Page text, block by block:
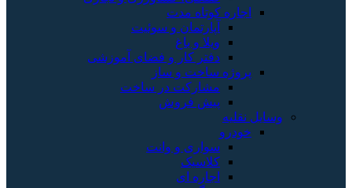
اجاره کوتاه مدت
آپارتمان و سوئیت
ویلا و باغ
دفتر کار و فضای آموزشی
پروژه ساخت و ساز
مشارکت در ساخت
پیش فروش
وسایل نقلیه
خودرو
سواری و وانت
کلاسیک
اجاره ای